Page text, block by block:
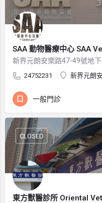
SAA 動物醫療中心 SAA
新界元朗安樂路47-49號地下
24752231 新界元朗
一般門診
東方獸醫診所 Oriental
CLOSED